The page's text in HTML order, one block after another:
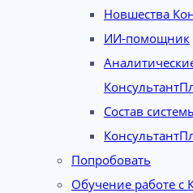
Новшества
ИИ-помощник
Состав
Попробовать
Обучение работе с